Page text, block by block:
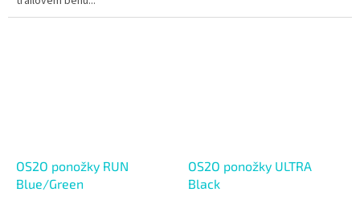
OS2O ponožky RUN
Blue/Green
OS2O ponožky ULTRA
Black